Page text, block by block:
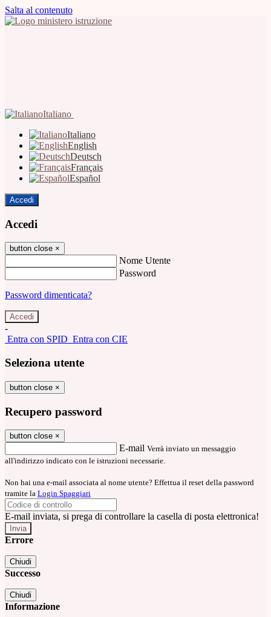
Salta al contenuto
Italiano
Italiano
English
Deutsch
Français
Español
Accedi
Accedi
button close ×
Nome Utente
Password
Password dimenticata?
-
Entra con SPID Entra con CIE
Seleziona utente
button close ×
Recupero password
button close ×
E-mail Verrà inviato un messaggio
all'indirizzo indicato con le istruzioni necessarie.
Non hai una e-mail associata al nome utente? Effettua il reset della password
tramite la Login Spaggiari
E-mail inviata, si prega di controllare la casella di posta elettronica!
Errore
Chiudi
Successo
Chiudi
Informazione